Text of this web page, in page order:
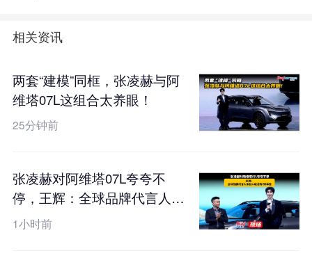
相关资讯
两套“建模”同框，张凌赫与阿
维塔07L这组合太养眼！
25分钟前
张凌赫对阿维塔07L夸夸不
停，王辉：全球品牌代言人亲
自认证过的7好车型
1小时前